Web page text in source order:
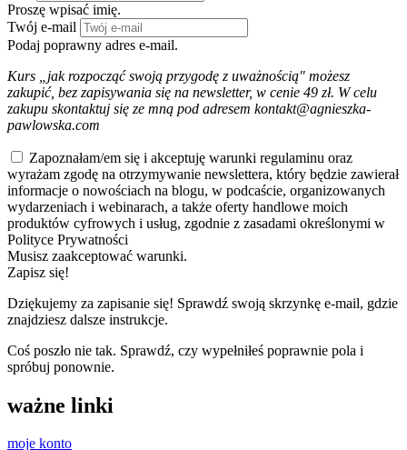
Proszę wpisać imię.
Twój e-mail
Podaj poprawny adres e-mail.
Kurs „jak rozpocząć swoją przygodę z uważnością" możesz
zakupić, bez zapisywania się na newsletter, w cenie 49 zł. W celu
zakupu skontaktuj się ze mną pod adresem kontakt@agnieszka-
pawlowska.com
Zapoznałam/em się i akceptuję warunki regulaminu oraz
wyrażam zgodę na otrzymywanie newslettera, który będzie zawierał
informacje o nowościach na blogu, w podcaście, organizowanych
wydarzeniach i webinarach, a także oferty handlowe moich
produktów cyfrowych i usług, zgodnie z zasadami określonymi w
Polityce Prywatności
Musisz zaakceptować warunki.
Zapisz się!
Dziękujemy za zapisanie się! Sprawdź swoją skrzynkę e-mail, gdzie
znajdziesz dalsze instrukcje.
Coś poszło nie tak. Sprawdź, czy wypełniłeś poprawnie pola i
spróbuj ponownie.
ważne linki
moje konto